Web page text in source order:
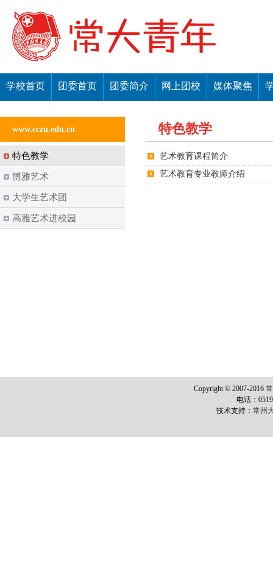
学校首页 团委首页 团委简介 网上团校 媒体聚焦
www.cczu.edu.cn
特色教学
博雅艺术
大学生艺术团
高雅艺术进校园
特色教学
艺术教育课程简介
艺术教育专业教师介绍
Copyright © 2007-2016
电话：
技术支持：常州